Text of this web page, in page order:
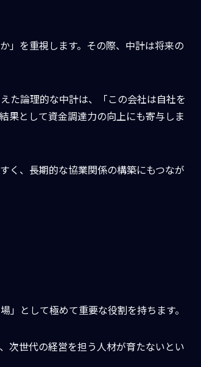
」を重視します。その際、中計は将来の
た論理的な中計は、「この会社は自社を
果として資金調達力の向上にも寄与しま
く、長期的な協業関係の構築にもつなが
として極めて重要な役割を持ちます。
次世代の経営を担う人材が育たないとい